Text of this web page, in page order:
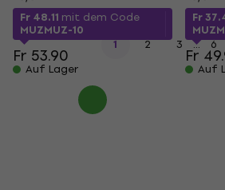
Fr 48.11 mit dem Code
MUZMUZ-10
Fr 53.90
Auf Lager
Fr
Fr
Auf
1 2 3 ... 6